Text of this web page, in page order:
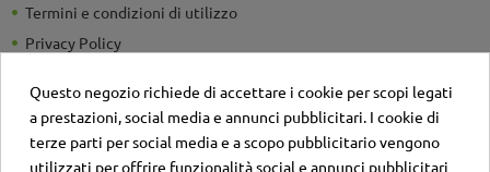
Termini e condizioni di utilizzo
Privacy Policy
Detrazioni Fiscali
Sei un'azienda? Richiedi un listino personalizzato
Il negozio
Questo negozio richiede di accettare i cookie per scopi legati
a prestazioni, social media e annunci pubblicitari. I cookie di
terze parti per social media e a scopo pubblicitario vengono
utilizzati per offrire funzionalità social e annunci pubblicitari